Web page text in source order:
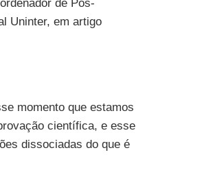
de Pós-
Uninter, em artigo
momento que estamos
científica, e esse
dissociadas do que é